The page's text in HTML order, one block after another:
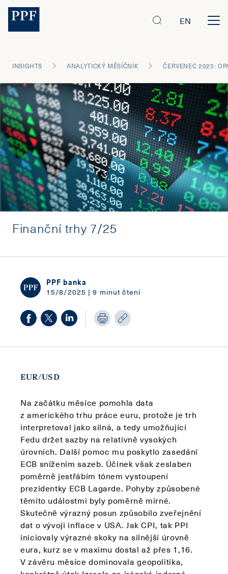
EN
INSIGHTS ANALYTICKÝ MĚSÍČNÍK ČERVENEC 2025:
Finanční trhy 7/25
PPF banka
15/8/2025 | 9 minut čtení
EUR/USD
Na začátku měsíce pomohla data
z amerického trhu práce euru, protože je trh
interpretoval jako silná, a tedy umožňující
Fedu držet sazby na relativně vysokých
úrovních. Další pomoc mu poskytlo zasedání
ECB snížením sazeb. Účinek však zeslaben
poměrně jestřábím tónem vystoupení
prezidentky ECB Lagarde. Pohyby způsobené
těmito událostmi byly poměrně mírné.
Skutečně výrazný posun způsobilo zveřejnění
dat o vývoji inflace v USA. Jak CPI, tak PPI
iniciovaly výrazné skoky na silnější úrovně
eura, kurz se v maximu dostal až přes 1,16.
V závěru měsíce dominovala geopolitika,